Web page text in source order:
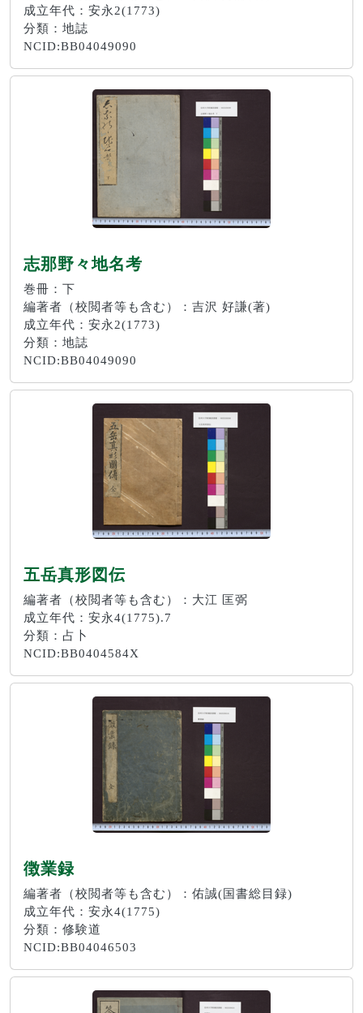
成立年代：安永2(1773)
分類：地誌
NCID:BB04049090
志那野々地名考
巻冊：下
編著者（校閲者等も含む）：吉沢 好謙(著)
成立年代：安永2(1773)
分類：地誌
NCID:BB04049090
五岳真形図伝
編著者（校閲者等も含む）：大江 匡弼
成立年代：安永4(1775).7
分類：占卜
NCID:BB0404584X
徴業録
編著者（校閲者等も含む）：佑誠(国書総目録)
成立年代：安永4(1775)
分類：修験道
NCID:BB04046503